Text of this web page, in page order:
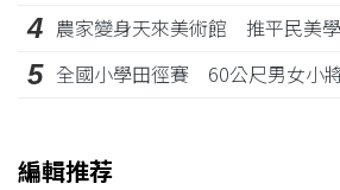
4 農家變身天來美術館 推平民美
5 全國小學田徑賽 60公尺男女小
編輯推荐